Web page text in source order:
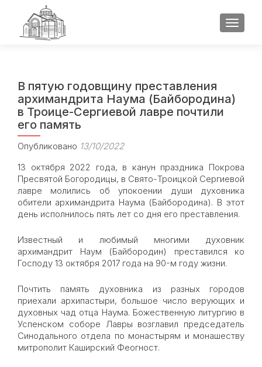
В пятую годовщину преставления
архимандрита Наума (Байбородина)
в Троице-Сергиевой лавре почтили
его память
Опубликовано 13/10/2022
13 октября 2022 года, в канун праздника Покрова
Пресвятой Богородицы, в Свято-Троицкой Сергиевой
лавре молились об упокоении души духовника
обители архимандрита Наума (Байбородина). В этот
день исполнилось пять лет со дня его преставления.
Известный и любимый многими духовник
архимандрит Наум (Байбородин) преставился ко
Господу 13 октября 2017 года на 90-м году жизни.
Почтить память духовника из разных городов
приехали архипастыри, большое число верующих и
духовных чад отца Наума. Божественную литургию в
Успенском соборе Лавры возглавил председатель
Синодального отдела по монастырям и монашеству
митрополит Каширский Феогност.